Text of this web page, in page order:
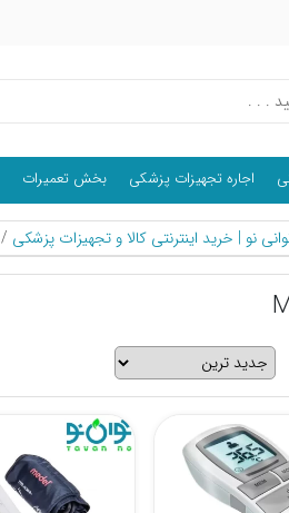
اجاره تجهیزات پزشکی بخش تعمیرات
نو | خرید اینترنتی کالا و تجهیزات پزشکی /